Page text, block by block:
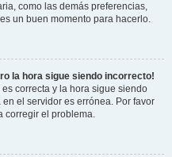
como las demás preferencias,
un buen momento para hacerlo.
la hora sigue siendo incorrecto!
correcta y la hora sigue siendo
el servidor es errónea. Por favor
corregir el problema.